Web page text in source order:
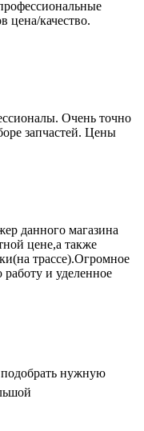
цена/качество.
Очень точно
запчастей. Цены
данного магазина
цене,а также
трассе).Огромное
работу и уделенное
нужную